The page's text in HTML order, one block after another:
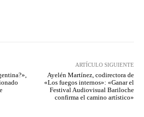
ARTÍCULO SIGUIENTE
Ayelén Martínez, codirectora de
«Los fuegos internos»: «Ganar el
Festival Audiovisual Bariloche
confirma el camino artístico»